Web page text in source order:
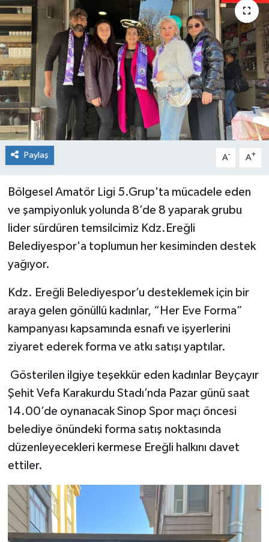
Paylaş A- A+
Bölgesel Amatör Ligi 5.Grup'ta mücadele eden
ve şampiyonluk yolunda 8’de 8 yaparak grubu
lider sürdüren temsilcimiz Kdz.Ereğli
Belediyespor'a toplumun her kesiminden destek
yağıyor.
Kdz. Ereğli Belediyespor’u desteklemek için bir
araya gelen gönüllü kadınlar, “Her Eve Forma”
kampanyası kapsamında esnafı ve işyerlerini
ziyaret ederek forma ve atkı satışı yaptılar.
Gösterilen ilgiye teşekkür eden kadınlar Beyçayır
Şehit Vefa Karakurdu Stadı’nda Pazar günü saat
14.00’de oynanacak Sinop Spor maçı öncesi
belediye önündeki forma satış noktasında
düzenleyecekleri kermese Ereğli halkını davet
ettiler.
Mizah
Röportaj
Teknoloji